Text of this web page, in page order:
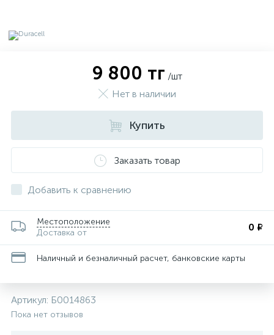
9 800 тг /шт
Нет в наличии
Купить
Заказать товар
Добавить к сравнению
Местоположение
Доставка от
0 ₽
Наличный и безналичный расчет, банковские карты
Артикул: Б0014863
Пока нет отзывов